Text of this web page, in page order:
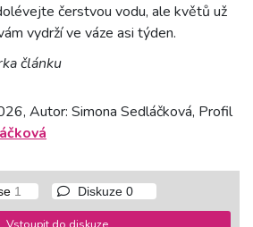
čerstvou vodu, ale květů už
vydrží ve váze asi týden.
článku
Autor: Simona Sedláčková, Profil
Diskuze 0